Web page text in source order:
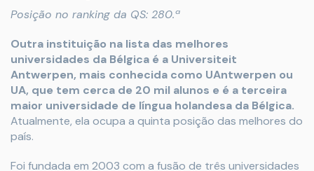
Posição no ranking da QS: 280.ª
Outra instituição na lista das melhores
universidades da Bélgica é a Universiteit
Antwerpen, mais conhecida como UAntwerpen ou
UA, que tem cerca de 20 mil alunos e é a terceira
maior universidade de língua holandesa da Bélgica.
Atualmente, ela ocupa a quinta posição das melhores do
país.
Foi fundada em 2003 com a fusão de três universidades